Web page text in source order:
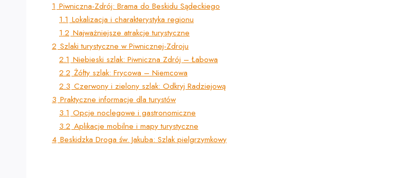
1 Piwniczna-Zdrój: Brama do Beskidu Sądeckiego
1.1 Lokalizacja i charakterystyka regionu
1.2 Najważniejsze atrakcje turystyczne
2 Szlaki turystyczne w Piwnicznej-Zdroju
2.1 Niebieski szlak: Piwniczna Zdrój – Łabowa
2.2 Żółty szlak: Frycowa – Niemcowa
2.3 Czerwony i zielony szlak: Odkryj Radziejową
3 Praktyczne informacje dla turystów
3.1 Opcje noclegowe i gastronomiczne
3.2 Aplikacje mobilne i mapy turystyczne
4 Beskidzka Droga św. Jakuba: Szlak pielgrzymkowy